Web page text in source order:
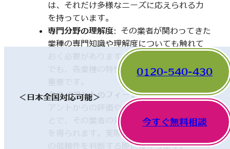
は、それだけ多様なニーズに応えられる力
を持っています。
専門分野の理解度: その業者が関わってきた
業種の専門知識や理解度についても触れて
おく必要があります。一見、異なった分野
でも、各業種の特性を理解していることが
クライアントのフィードバック: 他のクライ
アントからの評価やレビューを確認するこ
とで、その業者の対応や成果に関する情報
を得られます。実際の利用者の声は、業者
の信頼性を判断する際に役立ちます。
＜日本全国対応可能＞
0120-540-430
今すぐ無料相談